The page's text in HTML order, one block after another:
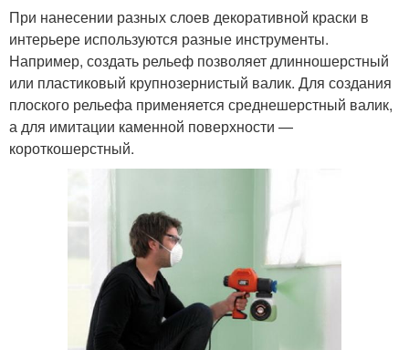
При нанесении разных слоев декоративной краски в
интерьере используются разные инструменты.
Например, создать рельеф позволяет длинношерстный
или пластиковый крупнозернистый валик. Для создания
плоского рельефа применяется среднешерстный валик,
а для имитации каменной поверхности —
короткошерстный.